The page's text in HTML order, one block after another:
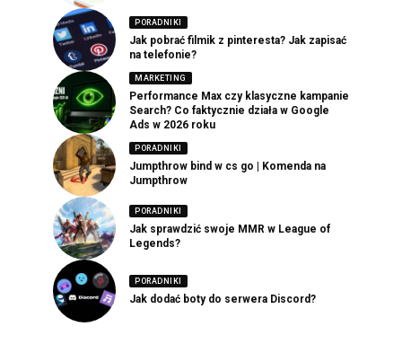
PORADNIKI
Jak pobrać filmik z pinteresta? Jak zapisać
na telefonie?
MARKETING
Performance Max czy klasyczne kampanie
Search? Co faktycznie działa w Google
Ads w 2026 roku
PORADNIKI
Jumpthrow bind w cs go | Komenda na
Jumpthrow
PORADNIKI
Jak sprawdzić swoje MMR w League of
Legends?
PORADNIKI
Jak dodać boty do serwera Discord?